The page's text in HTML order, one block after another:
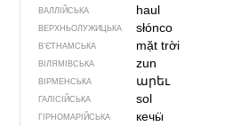
ВАЛЛІЙСЬКА haul
ВЕРХНЬОЛУЖИЦЬКА słónco
В’ЄТНАМСЬКА mặt trời
ВІЛЯМІВСЬКА zun
ВІРМЕНСЬКА արեւ
ГАЛІСІЙСЬКА sol
ГІРНОМАРІЙСЬКА кечӹ